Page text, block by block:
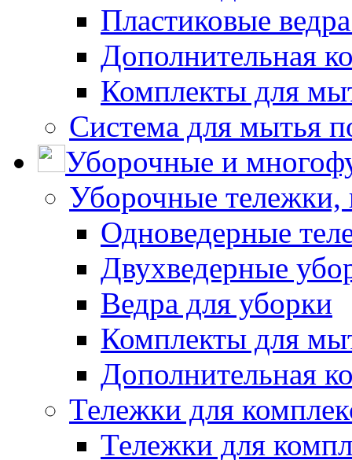
Пластиковые
Дополнительная
Комплекты для
Система для мытья
Уборочные и
Уборочные тележки,
Одноведерные
Двухведерные
Ведра для уборки
Комплекты для
Дополнительная
Тележки для
Тележки для